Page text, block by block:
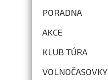
PORADNA
AKCE
KLUB TÚRA
VOLNOČASOVKY